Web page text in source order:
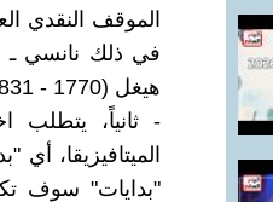
الموقف النقدي
في ذلك نانسي ـ
هيغل (1770 - 1831)() وما بعده. و
- ثانياً، يتطلب
الميتافيزيقا، أي
"بدايات" سوف